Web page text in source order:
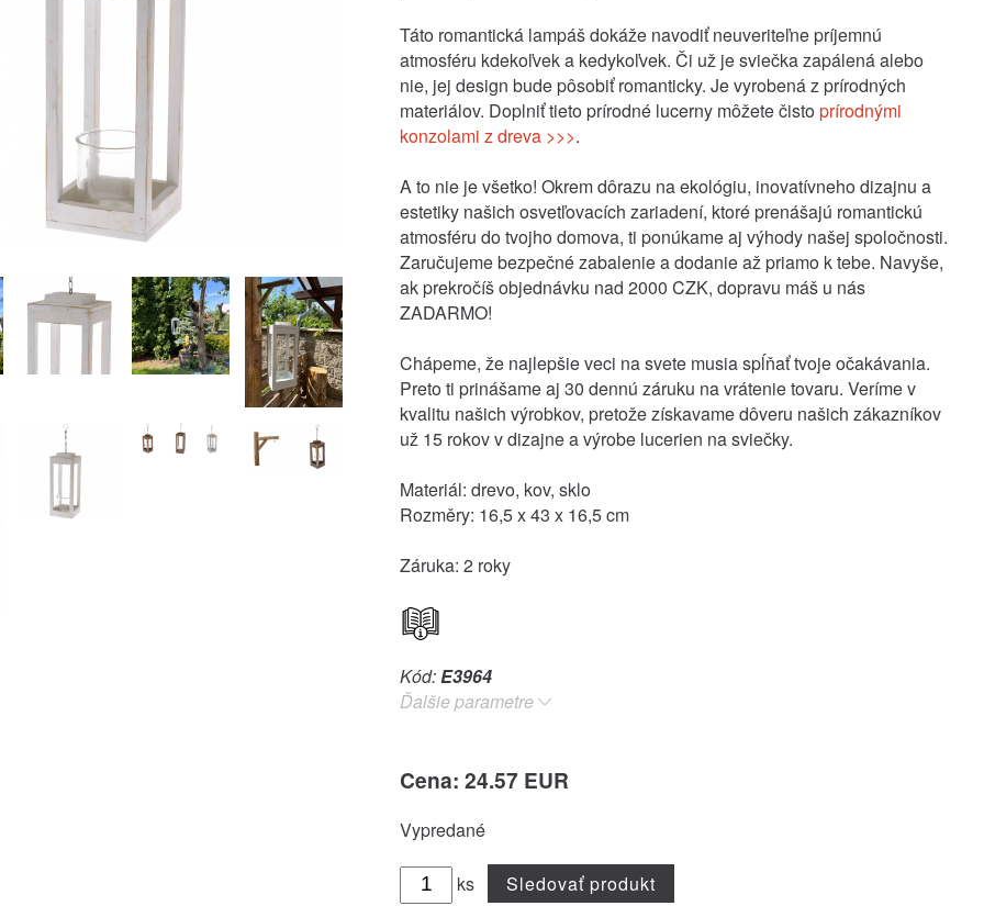
Táto romantická lampáš dokáže navodiť neuveriteľne príjemnú
atmosféru kdekoľvek a kedykoľvek. Či už je sviečka zapálená alebo
nie, jej design bude pôsobiť romanticky. Je vyrobená z prírodných
materiálov. Doplniť tieto prírodné lucerny môžete čisto prírodnými
konzolami z dreva >>>.
A to nie je všetko! Okrem dôrazu na ekológiu, inovatívneho dizajnu a
estetiky našich osvetľovacích zariadení, ktoré prenášajú romantickú
atmosféru do tvojho domova, ti ponúkame aj výhody našej spoločnosti.
Zaručujeme bezpečné zabalenie a dodanie až priamo k tebe. Navyše,
ak prekročíš objednávku nad 2000 CZK, dopravu máš u nás
ZADARMO!
Chápeme, že najlepšie veci na svete musia spĺňať tvoje očakávania.
Preto ti prinášame aj 30 dennú záruku na vrátenie tovaru. Veríme v
kvalitu našich výrobkov, pretože získavame dôveru našich zákazníkov
už 15 rokov v dizajne a výrobe lucerien na sviečky.
Materiál: drevo, kov, sklo
Rozměry: 16,5 x 43 x 16,5 cm
Záruka: 2 roky
Kód:E3964
Ďalšie parametre
Cena: 24.57 EUR
Vypredané
ks Sledovať produkt